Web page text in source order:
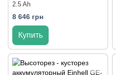
2.5 Ah
8 646 грн
Купить